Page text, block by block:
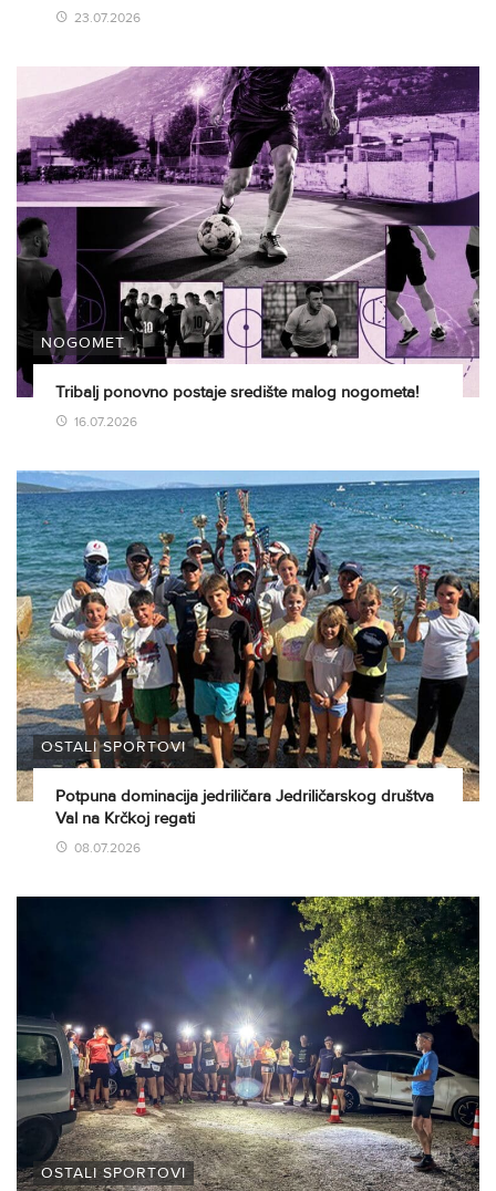
23.07.2026
NOGOMET
Tribalj ponovno postaje središte malog nogometa!
16.07.2026
OSTALI SPORTOVI
Potpuna dominacija jedriličara Jedriličarskog društva
Val na Krčkoj regati
08.07.2026
OSTALI SPORTOVI